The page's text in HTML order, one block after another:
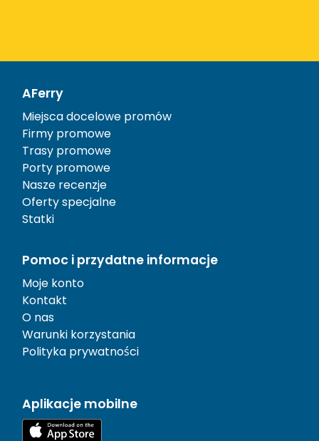
AFerry
Miejsca docelowe promów
Firmy promowe
Trasy promowe
Porty promowe
Nasze recenzje
Oferty specjalne
Statki
Pomoc i przydatne informacje
Moje konto
Kontakt
O nas
Warunki korzystania
Polityka prywatności
Aplikacje mobilne